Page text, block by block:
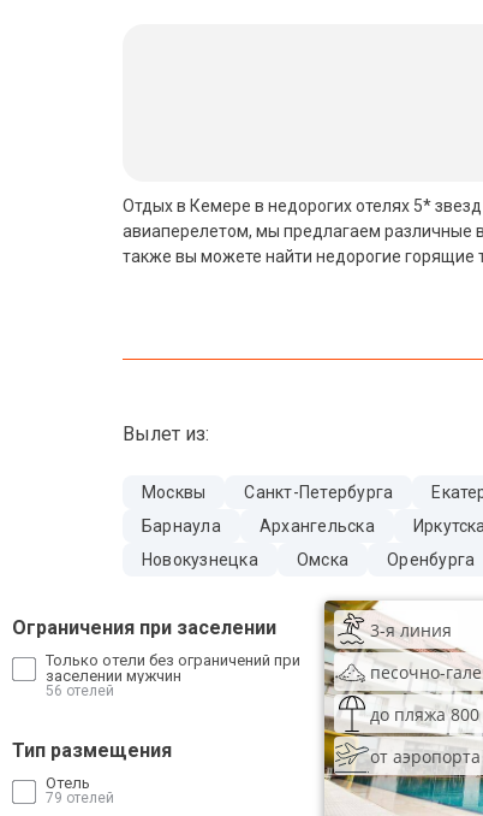
Отдых в Кемере в недорогих отелях 5*
авиаперелетом, мы предлагаем различные
также вы можете найти недорогие горящие
Вылет из:
Москвы Санкт-Петербурга
Барнаула
Архангельска Иркутска
Новокузнецка
Омска Оренбурга
Ограничения при заселении
Только отели без ограничений при
заселении мужчин
56 отелей
Тип размещения
Отель
79 отелей
3-я линия
песочно-
до пляжа
от
Северный Гоа
Южный Гоа
Кав Мин Воды
Экскурсионные туры
VIP отели 5 звезд
ТОП 10 недорогих отелей
5*
звезды